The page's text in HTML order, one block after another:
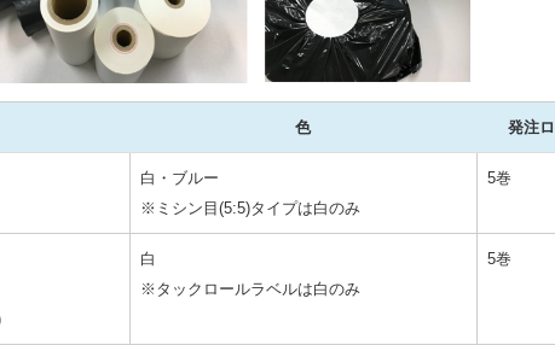
色 発注
白・ブルー
※ミシン目(5:5)タイプは白のみ
5巻
白
※タックロールラベルは白のみ
5巻